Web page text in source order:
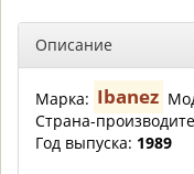
Описание
Марка: Ibanez
Страна-
Год выпуска: 1989